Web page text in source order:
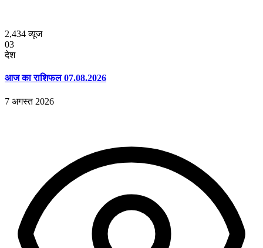
2,434व्यूज
03
देश
आज का राशिफल 07.08.2026
7 अगस्त 2026